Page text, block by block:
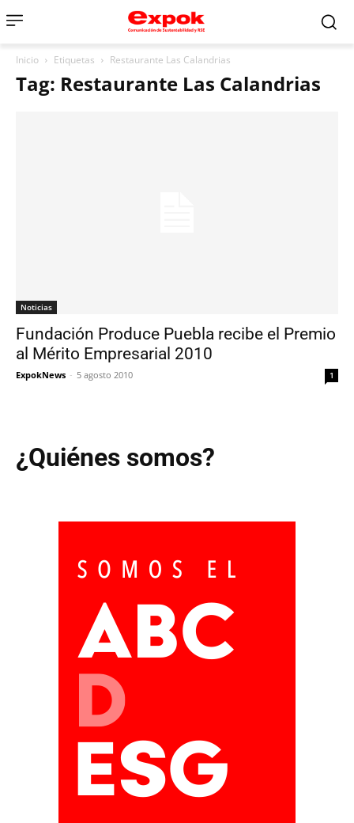
Inicio Etiquetas Restaurante Las Calandrias
Tag: Restaurante Las Calandrias
Noticias
Fundación Produce Puebla recibe el Premio
al Mérito Empresarial 2010
ExpokNews - 5 agosto 2010 1
¿Quiénes somos?